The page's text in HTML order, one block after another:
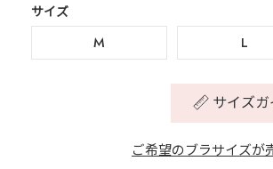
サイズ
M L
サイズガ
ご希望のブラサイズが